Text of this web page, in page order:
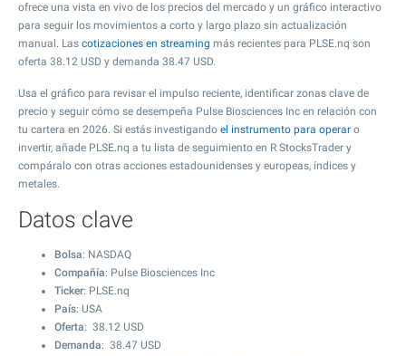
ofrece una vista en vivo de los precios del mercado y un gráfico interactivo
para seguir los movimientos a corto y largo plazo sin actualización
manual. Las cotizaciones en streaming más recientes para PLSE.nq son
oferta 38.12 USD y demanda 38.47 USD.
Usa el gráfico para revisar el impulso reciente, identificar zonas clave de
precio y seguir cómo se desempeña Pulse Biosciences Inc en relación con
tu cartera en 2026. Si estás investigando el instrumento para operar o
invertir, añade PLSE.nq a tu lista de seguimiento en R StocksTrader y
compáralo con otras acciones estadounidenses y europeas, índices y
metales.
Datos clave
Bolsa: NASDAQ
Compañía: Pulse Biosciences Inc
Ticker: PLSE.nq
País: USA
Oferta: 38.12 USD
Demanda: 38.47 USD